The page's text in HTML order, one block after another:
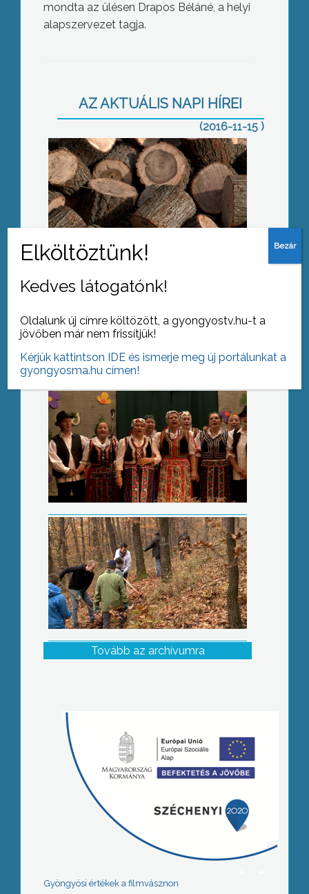
mondta az ülésen Drapos Béláné, a helyi
alapszervezet tagja.
AZ AKTUÁLIS NAPI HÍREI
(2016-11-15 )
Ülésezett az Idősügyi Tanács
Népzenei találkozó
Karitatív munka
Tovább az archívumra
Gyöngyösi értékek a filmvásznon
Kedves látogatónk!
Oldalunk új címre költözött, a gyongyostv.hu-t a
jövőben már nem frissítjük!
Kérjük kattintson IDE és ismerje meg új portálunkat a
gyongyosma.hu címen!